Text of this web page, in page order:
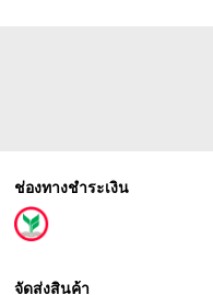
ช่องทางชำระเงิน
จัดส่งสินค้า